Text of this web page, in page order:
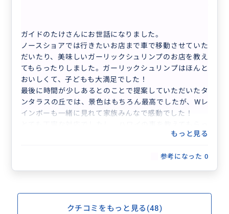
ガイドのたけさんにお世話になりました。
ノースショアでは行きたいお店まで車で移動させていた
だいたり、美味しいガーリックシュリンプのお店を教え
てもらったりしました。ガーリックシュリンプはほんと
おいしくて、子どもも大満足でした！
最後に時間が少しあるとのことで提案していただいたタ
ンタラスの丘では、景色はもちろん最高でしたが、Wレ
インボーも一緒に見れて家族みんなで感動でした！
たりと、また機会があれば利用させていただきたいなと
もっと見る
参考になった 0
クチコミをもっと見る(48)